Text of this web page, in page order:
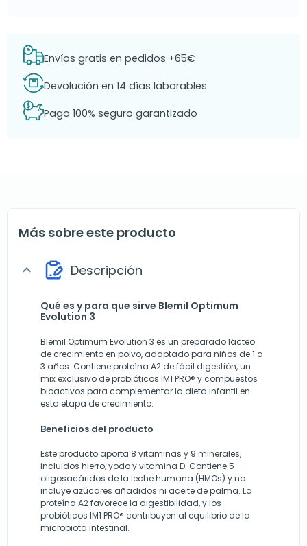
Envíos gratis en pedidos +65€
Devolución en 14 días laborables
Pago 100% seguro garantizado
Más sobre este producto
expand_more Descripción
Qué es y para que sirve Blemil Optimum
Evolution 3
Blemil Optimum Evolution 3 es un preparado lácteo
de crecimiento en polvo, adaptado para niños de 1 a
3 años. Contiene proteína A2 de fácil digestión, un
mix exclusivo de probióticos IM1 PRO® y compuestos
bioactivos para complementar la dieta infantil en
esta etapa de crecimiento.
Beneficios del producto
Este producto aporta 8 vitaminas y 9 minerales,
incluidos hierro, yodo y vitamina D. Contiene 5
oligosacáridos de la leche humana (HMOs) y no
incluye azúcares añadidos ni aceite de palma. La
proteína A2 favorece la digestibilidad, y los
probióticos IM1 PRO® contribuyen al equilibrio de la
microbiota intestinal.